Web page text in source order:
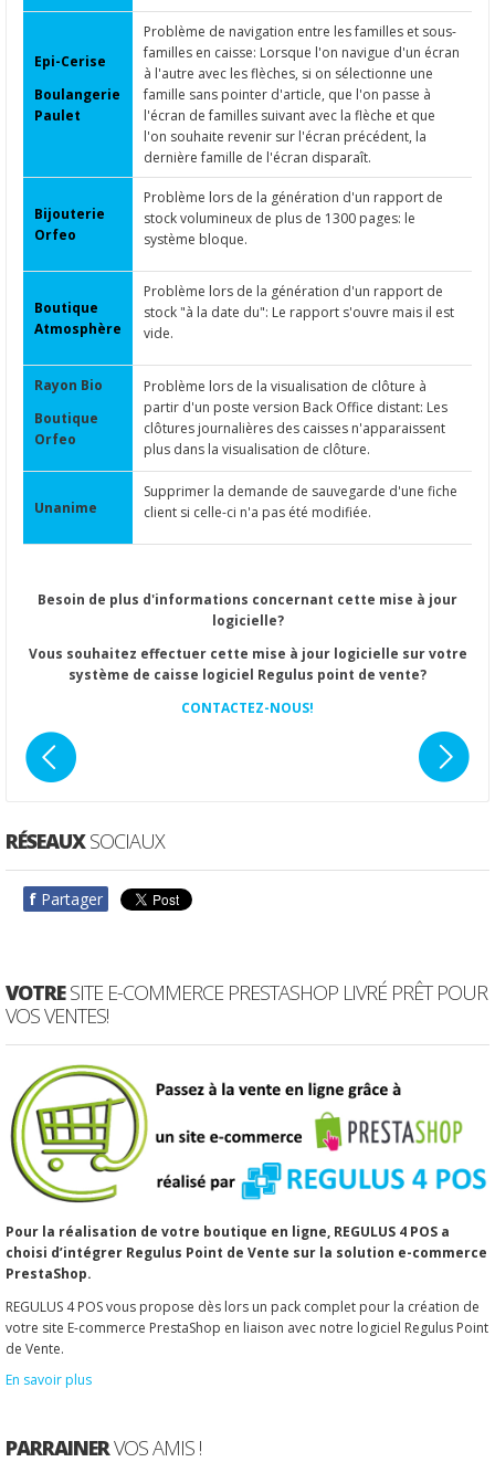
Epi-Cerise
Boulangerie
Paulet
Problème de navigation entre les familles et sous-
familles en caisse: Lorsque l'on navigue d'un écran
à l'autre avec les flèches, si on sélectionne une
famille sans pointer d'article, que l'on passe à
l'écran de familles suivant avec la flèche et que
l'on souhaite revenir sur l'écran précédent, la
dernière famille de l'écran disparaît.
Bijouterie
Orfeo
Problème lors de la génération d'un rapport de
stock volumineux de plus de 1300 pages: le
système bloque.
Boutique
Atmosphère
Problème lors de la génération d'un rapport de
stock "à la date du": Le rapport s'ouvre mais il est
vide.
Rayon Bio
Boutique
Orfeo
Problème lors de la visualisation de clôture à
partir d'un poste version Back Office distant: Les
clôtures journalières des caisses n'apparaissent
plus dans la visualisation de clôture.
Unanime
Supprimer la demande de sauvegarde d'une fiche
client si celle-ci n'a pas été modifiée.
Besoin de plus d'informations concernant cette mise à jour
logicielle?
Vous souhaitez effectuer cette mise à jour logicielle sur votre
système de caisse logiciel Regulus point de vente?
CONTACTEZ-NOUS!
RÉSEAUXSOCIAUX
f Partager
VOTRESITE E-COMMERCE PRESTASHOP LIVRÉ PRÊT POUR
VOS VENTES!
Pour la réalisation de votre boutique en ligne, REGULUS 4 POS a
choisi d’intégrer Regulus Point de Vente sur la solution e-commerce
PrestaShop.
REGULUS 4 POS vous propose dès lors un pack complet pour la création de
votre site E-commerce PrestaShop en liaison avec notre logiciel Regulus Point
de Vente.
En savoir plus
PARRAINERVOS AMIS !